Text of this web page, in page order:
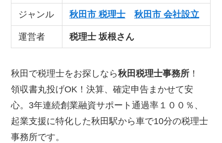
ジャンル 秋田市 税理士 秋田市 会社設立
運営者 税理士 坂根さん
秋田で税理士をお探しなら秋田税理士事務所 ！
領収書丸投げOK！決算、確定申告まかせて安
心。3年連続創業融資サポート通過率１００％、
起業支援に特化した秋田駅から車で10分の税理士
事務所です。